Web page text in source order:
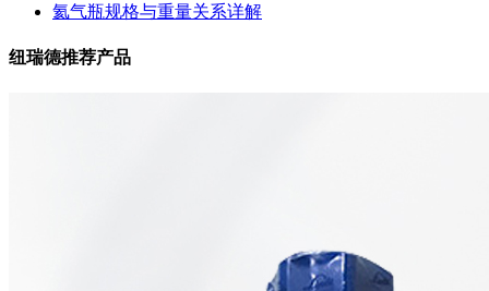
氦气瓶规格与重量关系详解
纽瑞德推荐产品